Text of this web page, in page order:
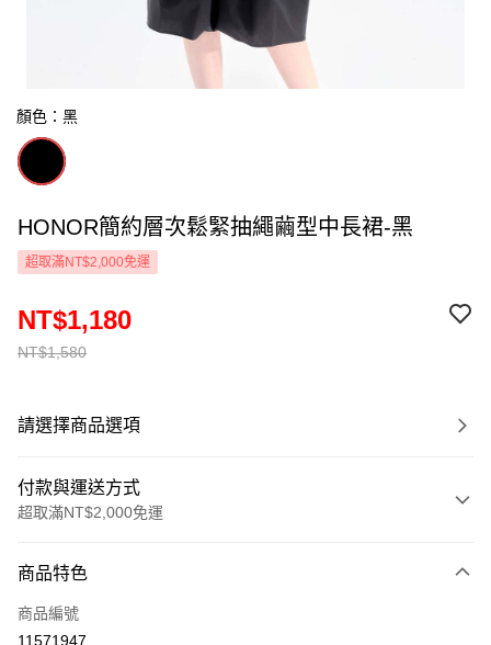
顏色：黑
HONOR簡約層次鬆緊抽繩繭型中長裙-黑
超取滿NT$2,000免運
NT$1,580
NT$1,180
請選擇商品選項
付款與運送方式
超取滿NT$2,000免運
信用卡一次付款
超商取貨付款
商品特色
商品編號
11571947